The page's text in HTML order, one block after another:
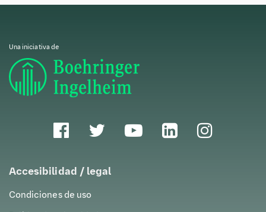
acceso a la terapia en regiones donde los
servicios de salud mental son limitados.
Compromiso:Al ser interactivos y
entretenidos, los videojuegos suelen captar
comparación con las terapias tradicionales.
una actividad recreativa, los videojuegos
asociado con buscar ayuda profesional.
Una iniciativa de
Accesibilidad / legal
Condiciones de uso